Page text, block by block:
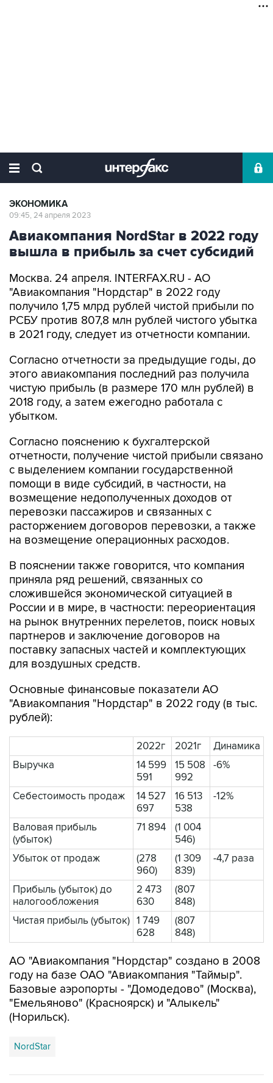
ЭКОНОМИКА
09:45, 24 апреля 2023
Авиакомпания NordStar в 2022 году
вышла в прибыль за счет субсидий
Москва. 24 апреля. INTERFAX.RU - АО
"Авиакомпания "Нордстар" в 2022 году
получило 1,75 млрд рублей чистой прибыли по
РСБУ против 807,8 млн рублей чистого убытка
в 2021 году, следует из отчетности компании.
Согласно отчетности за предыдущие годы, до
этого авиакомпания последний раз получила
чистую прибыль (в размере 170 млн рублей) в
2018 году, а затем ежегодно работала с
убытком.
Согласно пояснению к бухгалтерской
отчетности, получение чистой прибыли связано
с выделением компании государственной
помощи в виде субсидий, в частности, на
возмещение недополученных доходов от
перевозки пассажиров и связанных с
расторжением договоров перевозки, а также
на возмещение операционных расходов.
В пояснении также говорится, что компания
приняла ряд решений, связанных со
сложившейся экономической ситуацией в
России и в мире, в частности: переориентация
на рынок внутренних перелетов, поиск новых
партнеров и заключение договоров на
поставку запасных частей и комплектующих
для воздушных средств.
Основные финансовые показатели АО
"Авиакомпания "Нордстар" в 2022 году (в тыс.
рублей):
2022г 2021г
Динамика
Выручка
14 599
591
15 508
992
-6%
Себестоимость продаж
14 527
697
16 513
538
-12%
Валовая прибыль
(убыток)
71 894
(1 004
546)
Убыток от продаж
(278
960)
(1 309
839)
-4,7 раза
Прибыль (убыток) до
налогообложения
2 473
630
(807
848)
Чистая прибыль (убыток) 1 749
628
(807
848)
АО "Авиакомпания "Нордстар" создано в 2008
году на базе ОАО "Авиакомпания "Таймыр".
Базовые аэропорты - "Домодедово" (Москва),
"Емельяново" (Красноярск) и "Алыкель"
(Норильск).
NordStar